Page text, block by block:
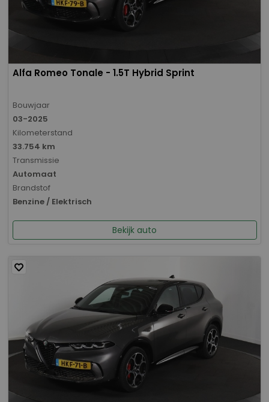
Alfa Romeo Tonale - 1.5T Hybrid Sprint
Bouwjaar
03-2025
Kilometerstand
33.754 km
Transmissie
Automaat
Brandstof
Benzine / Elektrisch
Bekijk auto